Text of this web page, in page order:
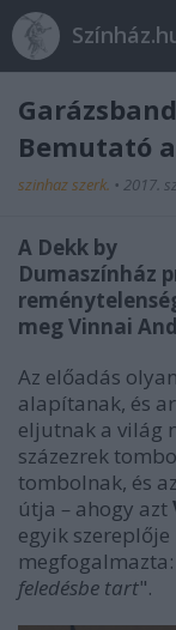
Bemutató
szinhaz szerk. • 2017.
A Dekk by
Dumaszínház
meg Vinnai
Az előadás
alapítanak, és
eljutnak a világ
százezrek
tombolnak, és
útja – ahogy azt
egyik
megfogalmazta:
feledésbe tart".